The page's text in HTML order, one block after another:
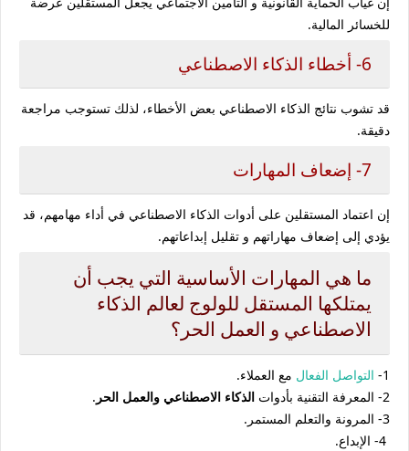
للخسائر المالية.
6- أخطاء الذكاء الاصطناعي
قد تشوب نتائج الذكاء الاصطناعي بعض الأخطاء، لذلك تستوجب مراجعة
دقيقة.
7- إضعاف المهارات
إن اعتماد المستقلين على أدوات الذكاء الاصطناعي في أداء مهامهم، قد
يؤدي إلى إضعاف مهاراتهم و تقليل إبداعاتهم.
ما هي المهارات الأساسية التي يجب أن
يمتلكها المستقل للولوج لعالم الذكاء
الاصطناعي و العمل الحر؟
1- التواصل الفعال مع العملاء.
2- المعرفة التقنية بأدوات
الذكاء الاصطناعي والعمل الحر .
3- المرونة والتعلم المستمر.